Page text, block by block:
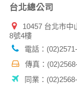
借您的個人識別資料
他人士或公司提供
；或我們發覺您在
我們無法為您查詢
相關資料，以協助
台北總公司
10457 台北市中
8號4樓
電話：
傳真：
同業：